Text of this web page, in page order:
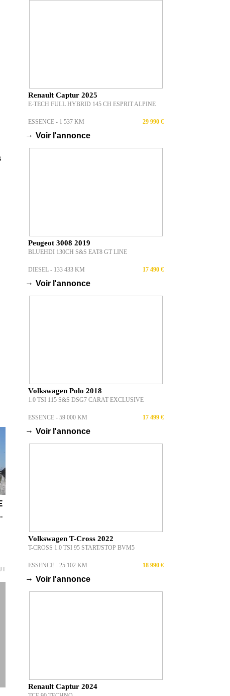
Renault Captur 2025
E-TECH FULL HYBRID 145 CH ESPRIT ALPINE
ESSENCE - 1 537 KM 29 990 €
→ Voir l'annonce
Peugeot 3008 2019
BLUEHDI 130CH S&S EAT8 GT LINE
DIESEL - 133 433 KM 17 490 €
→ Voir l'annonce
Volkswagen Polo 2018
1.0 TSI 115 S&S DSG7 CARAT EXCLUSIVE
ESSENCE - 59 000 KM 17 499 €
→ Voir l'annonce
Volkswagen T-Cross 2022
T-CROSS 1.0 TSI 95 START/STOP BVM5
ESSENCE - 25 102 KM 18 990 €
→ Voir l'annonce
Renault Captur 2024